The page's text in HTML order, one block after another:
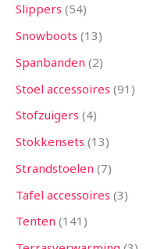
Slippers 54
Snowboots 13
Spanbanden 2
Stoel accessoires 91
Stofzuigers 4
Stokkensets 13
Strandstoelen 7
Tafel accessoires 3
Tenten 141